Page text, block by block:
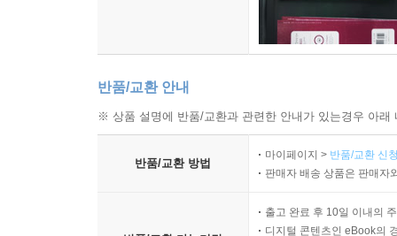
반품/교환 안내
※ 상품 설명에 반품/교환과 관련한 안내가 있는경우 아
반품/교환 방법
마이페이지 > 반품/교환 신
판매자 배송 상품은 판매자
출고 완료 후 10일 이내의
디지털 콘텐츠인 eBook의